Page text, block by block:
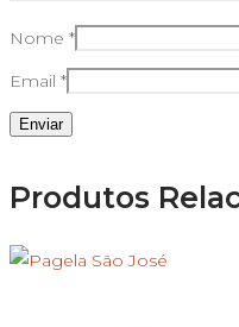
Nome *
Email *
Produtos